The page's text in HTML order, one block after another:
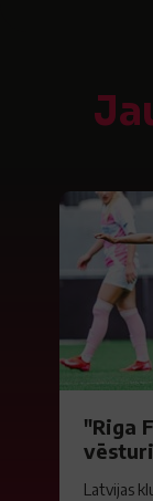
"Riga
Latvijas